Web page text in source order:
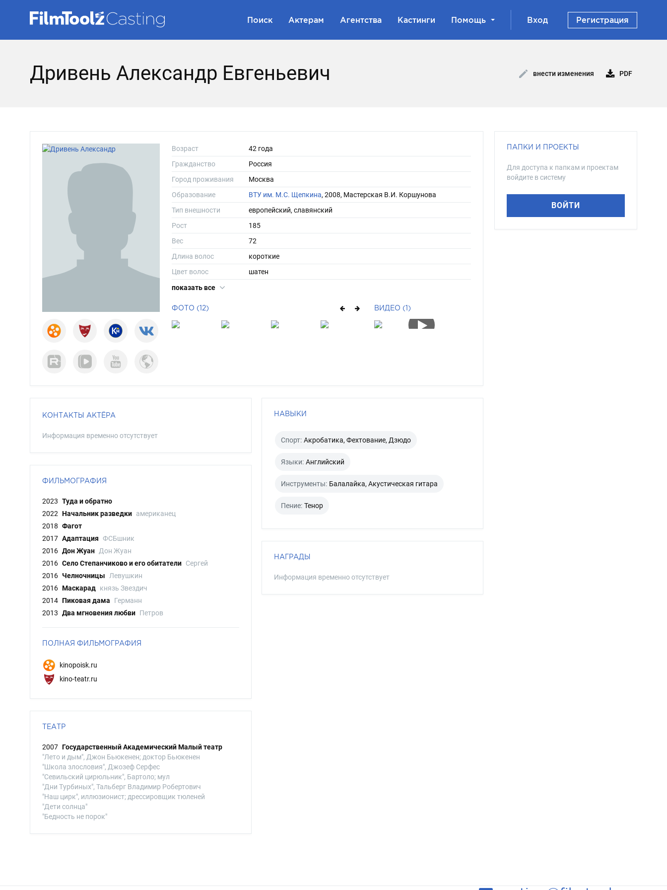
Поиск Актерам Агентства Кастинги Помощь Вход Регистрация
Дривень Александр Евгеньевич внести изменения PDF
Возраст
42 года
Гражданство
Россия
Город проживания
Москва
Образование
ВТУ им. М.С. Щепкина, 2008, Мастерская В.И. Коршунова
Тип внешности
европейский, славянский
Рост
185
Вес
72
Длина волос
короткие
Цвет волос
шатен
Цвет глаз
показать все
ФОТО (12) ВИДЕО (1)
КОНТАКТЫ АКТЁРА
Информация временно отсутствует
ФИЛЬМОГРАФИЯ
2023 Туда и обратно
2022 Начальник разведки американец
2018 Фагот
2017 Адаптация ФСБшник
2016 Дон Жуан Дон Жуан
2016 Село Степанчиково и его обитатели Сергей
2016 Челночницы
Левушкин
2016 Маскарад князь Звездич
2014 Пиковая дама
Германн
2013 Два мгновения любви Петров
ПОЛНАЯ ФИЛЬМОГРАФИЯ
kinopoisk.ru
kino-teatr.ru
ТЕАТР
2007 Государственный Академический Малый театр
"Лето и дым", Джон Бьюкенен; доктор Бьюкенен
"Школа злословия", Джозеф Серфес
"Севильский цирюльник", Бартоло; мул
"Дни Турбиных", Тальберг Владимир Робертович
"Наш цирк", иллюзионист; дрессировщик тюленей
"Дети солнца"
"Бедность не порок"
НАВЫКИ
Спорт: Акробатика, Фехтование, Дзюдо
Языки: Английский
Инструменты: Балалайка, Акустическая гитара
Пение: Тенор
НАГРАДЫ
Информация временно отсутствует
ПАПКИ И ПРОЕКТЫ
Для доступа к папкам и проектам
войдите в систему
ВОЙТИ